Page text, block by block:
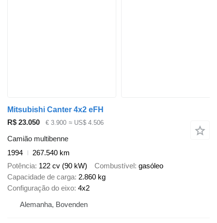
Mitsubishi Canter 4x2 eFH
R$ 23.050
€ 3.900 ≈ US$ 4.506
Camião multibenne
1994
267.540 km
Potência 122 cv (90 kW) Combustível gasóleo
Capacidade de carga 2.860 kg
Configuração do eixo 4x2
Alemanha, Bovenden